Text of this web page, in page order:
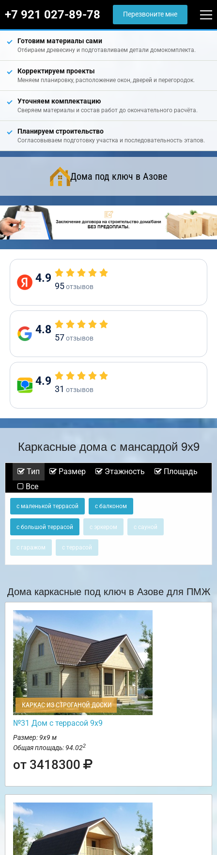
+7 921 027-89-78 Перезвоните мне
Готовим материалы сами
Отбираем древесину и подготавливаем детали домокомплекта.
Корректируем проекты
Меняем планировку, расположение окон, дверей и перегородок.
Уточняем комплектацию
Сверяем материалы и состав работ до окончательного расчёта.
Планируем строительство
Согласовываем подготовку участка и последовательность этапов.
Дома под ключ в Азове
4.9
95отзывов
4.8
57отзывов
4.9
31 отзывов
Каркасные дома с мансардой 9х9
Тип Размер Этажность
Площадь
Все
с маленькой террасой с балконом
с большой террасой с эркером с сауной
с гаражом с террасой
Дома каркасные под ключ в Азове для ПМЖ
КАРКАС ИЗ СТРОГАНОЙ ДОСКИ
№31 Дом с террасой 9х9
Размер: 9х9 м
Общая площадь: 94.022
от 3418300